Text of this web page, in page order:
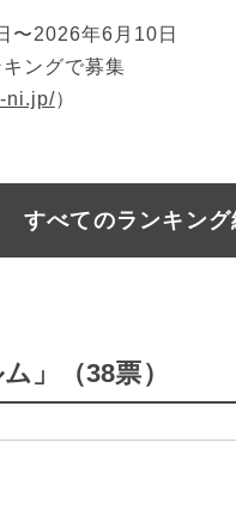
〜2026年6月10日
ングで募集
ni.jp/）
すべてのランキン
」（38票）